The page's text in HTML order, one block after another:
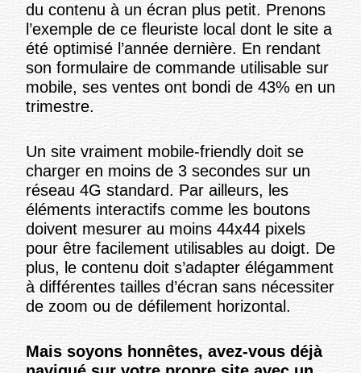
du contenu à un écran plus petit. Prenons
l’exemple de ce fleuriste local dont le site a
été optimisé l’année dernière. En rendant
son formulaire de commande utilisable sur
mobile, ses ventes ont bondi de 43% en un
trimestre.
Un site vraiment mobile-friendly doit se
charger en moins de 3 secondes sur un
réseau 4G standard. Par ailleurs, les
éléments interactifs comme les boutons
doivent mesurer au moins 44x44 pixels
pour être facilement utilisables au doigt. De
plus, le contenu doit s’adapter élégamment
à différentes tailles d’écran sans nécessiter
de zoom ou de défilement horizontal.
Mais soyons honnêtes, avez-vous déjà